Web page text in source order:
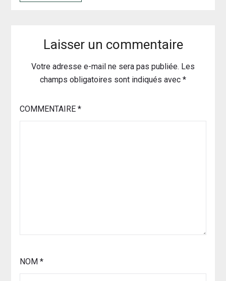
Laisser un commentaire
Votre adresse e-mail ne sera pas publiée. Les
champs obligatoires sont indiqués avec *
COMMENTAIRE *
NOM *